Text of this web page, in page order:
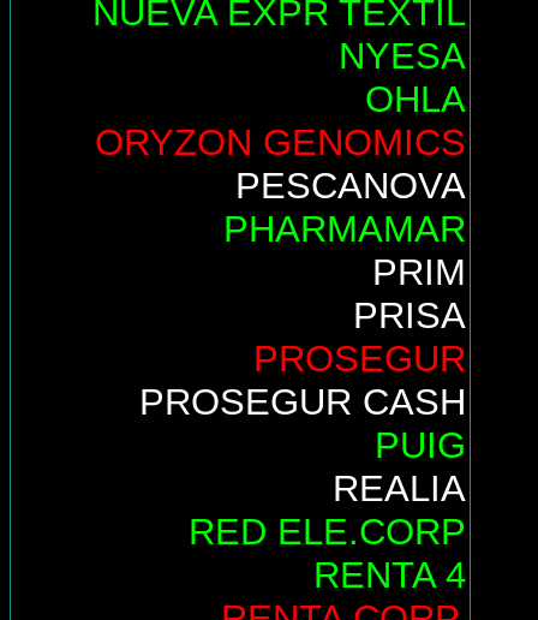
NUEVA EXPR TEXTIL
NYESA
OHLA
ORYZON GENOMICS
PESCANOVA
PHARMAMAR
PRIM
PRISA
PROSEGUR
PROSEGUR CASH
PUIG
REALIA
RED ELE.CORP
RENTA 4